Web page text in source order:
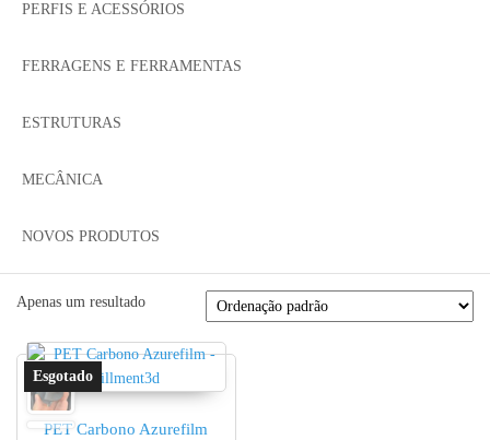
PERFIS E ACESSÓRIOS
FERRAGENS E FERRAMENTAS
ESTRUTURAS
MECÂNICA
NOVOS PRODUTOS
Apenas um resultado
PET Carbono Azurefilm